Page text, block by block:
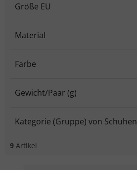
Größe EU
Material
Farbe
Gewicht/Paar (g)
Kategorie (Gruppe) von Schuhen
9 Artikel